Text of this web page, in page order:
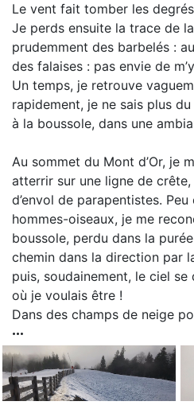
Le vent fait tomber les
Je perds ensuite la trace de
prudemment des barbelés :
des falaises : pas envie de
Un temps, je retrouve
rapidement, je ne sais plus
à la boussole, dans une
Au sommet du Mont d’Or, je
atterrir sur une ligne de crête,
d’envol de parapentistes.
hommes-oiseaux, je me
boussole, perdu dans la
chemin dans la direction par
puis, soudainement, le ciel
où je voulais être !
Dans des champs de neige